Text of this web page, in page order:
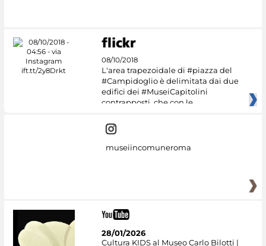
08/10/2018
L'area trapezoidale di #piazza del
#Campidoglio è delimitata dai due
edifici dei #MuseiCapitolini
contrapposti, che con le
museiincomuneroma
28/01/2026
Cultura KIDS al Museo Carlo Bilotti |